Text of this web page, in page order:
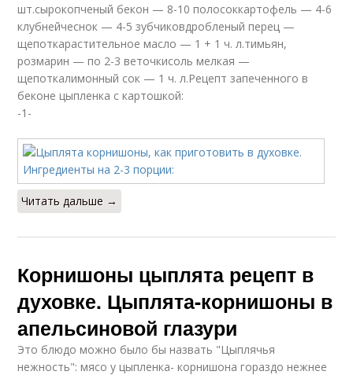
шт.сырокопченый бекон — 8-10 полосоккартофель — 4-6
клубнейчеснок — 4-5 зубчиковдробленый перец —
щепоткарастительное масло — 1 + 1 ч. л.тимьян,
розмарин — по 2-3 веточкисоль мелкая —
щепоткалимонный сок — 1 ч. л.Рецепт запеченного в
беконе цыпленка с картошкой:
-1-
Читать дальше →
Корнишоны цыплята рецепт в
духовке. Цыплята-корнишоны в
апельсиновой глазури
Это блюдо можно было бы назвать "Цыплячья
нежность": мясо у цыпленка- корнишона гораздо нежнее